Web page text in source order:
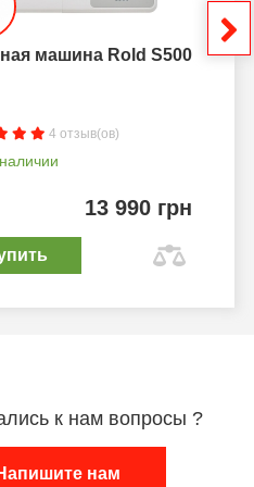
машина Rold S500
4 отзыв(ов)
13 990 грн
к нам вопросы ?
нам